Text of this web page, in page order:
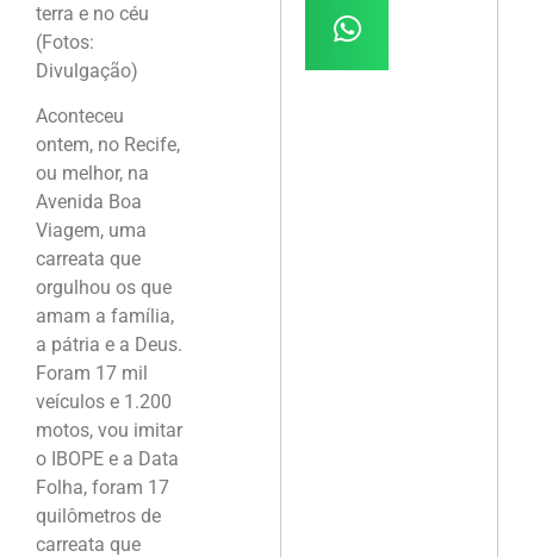
terra e no céu
(Fotos:
Divulgação)
Aconteceu
ontem, no Recife,
ou melhor, na
Avenida Boa
Viagem, uma
carreata que
orgulhou os que
amam a família,
a pátria e a Deus.
Foram 17 mil
veículos e 1.200
motos, vou imitar
o IBOPE e a Data
Folha, foram 17
quilômetros de
carreata que